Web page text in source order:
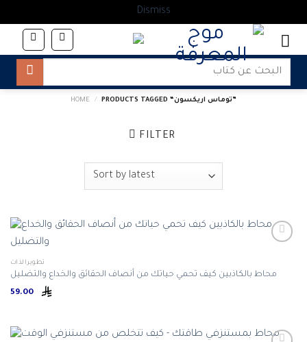
Dismiss
content
Search
HOME / PRODUCTS TAGGED “توماس اريكسون‎”
FILTER
تطويرالذات
59.00